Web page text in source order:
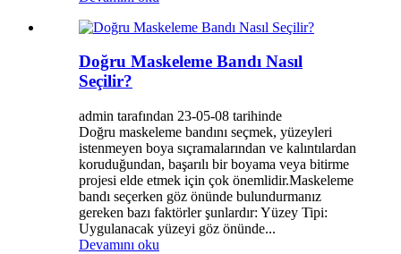
Doğru Maskeleme Bandı Nasıl
Seçilir?
admin tarafından 23-05-08 tarihinde
Doğru maskeleme bandını seçmek, yüzeyleri
istenmeyen boya sıçramalarından ve kalıntılardan
koruduğundan, başarılı bir boyama veya bitirme
projesi elde etmek için çok önemlidir.Maskeleme
bandı seçerken göz önünde bulundurmanız
gereken bazı faktörler şunlardır: Yüzey Tipi:
Uygulanacak yüzeyi göz önünde...
Devamını oku